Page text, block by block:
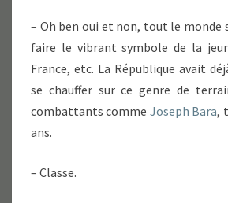
– Oh ben oui et non, tout le monde
faire le vibrant symbole de la
France, etc. La République avait
se chauffer sur ce genre de
combattants comme Joseph Bara,
ans.
– Classe.